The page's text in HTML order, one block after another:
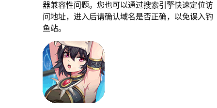
器兼容性问题。您也可以通过搜索引擎快速定位访
问地址，进入后请确认域名是否正确，以免误入钓
鱼站。